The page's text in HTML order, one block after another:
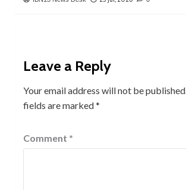
Leave a Reply
Your email address will not be published.
fields are marked*
Comment *